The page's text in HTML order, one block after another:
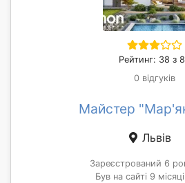
Рейтинг: 38 з
0 відгуків
Майстер
Львів
Зареєстрований 6
Був на сайті 9